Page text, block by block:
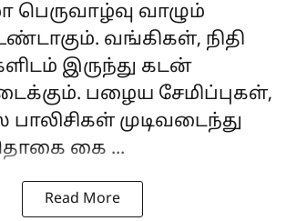
வாழும்
வங்கிகள், நிதி
இருந்து கடன்
பழைய சேமிப்புகள்,
முடிவடைந்து
கை ...
Read More